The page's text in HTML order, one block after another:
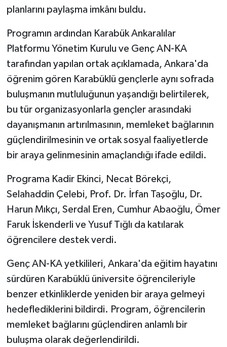
planlarını paylaşma imkânı buldu.
Programın ardından Karabük Ankaralılar
Platformu Yönetim Kurulu ve Genç AN-KA
tarafından yapılan ortak açıklamada, Ankara'da
öğrenim gören Karabüklü gençlerle aynı sofrada
buluşmanın mutluluğunun yaşandığı belirtilerek,
bu tür organizasyonlarla gençler arasındaki
dayanışmanın artırılmasının, memleket bağlarının
güçlendirilmesinin ve ortak sosyal faaliyetlerde
bir araya gelinmesinin amaçlandığı ifade edildi.
Programa Kadir Ekinci, Necat Börekçi,
Selahaddin Çelebi, Prof. Dr. İrfan Taşoğlu, Dr.
Harun Mıkçı, Serdal Eren, Cumhur Abaoğlu, Ömer
Faruk İskenderli ve Yusuf Tığlı da katılarak
öğrencilere destek verdi.
Genç AN-KA yetkilileri, Ankara'da eğitim hayatını
sürdüren Karabüklü üniversite öğrencileriyle
benzer etkinliklerde yeniden bir araya gelmeyi
hedeflediklerini bildirdi. Program, öğrencilerin
memleket bağlarını güçlendiren anlamlı bir
buluşma olarak değerlendirildi.
Sağlık
SİYASET
SPOR HABERLERİ
TEKNOLOJİ
Turizm
ÜLKE GÜNDEMİ
YAŞAM
YEREL
Yerel Haberler